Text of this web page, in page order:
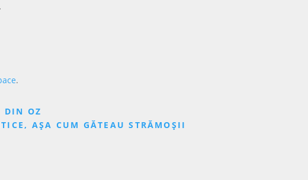
.
DIN OZ
AȘA CUM GĂTEAU STRĂMOȘII